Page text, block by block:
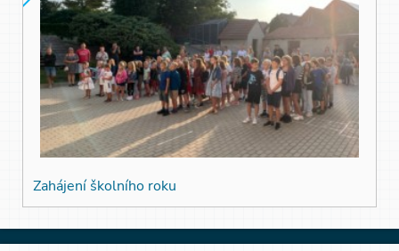
Zahájení školního roku